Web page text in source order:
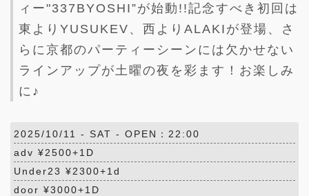
ィー"337BYOSHI”が始動!!記念すべき初回は
東よりYUSUKEV、西よりALAKIが登場、さ
らに京都のパーティーシーンには欠かせない
ラインアップが土曜の夜を彩ます！お楽しみ
に♪
2025/10/11 - SAT - OPEN：22:00
adv ¥2500+1D
Under23 ¥2300+1d
door ¥3000+1D